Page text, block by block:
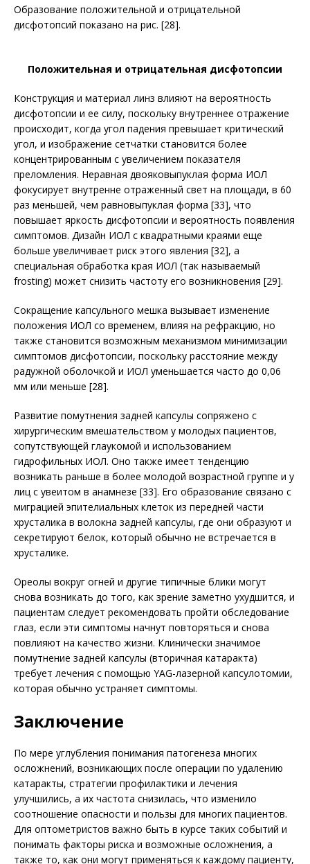
Образование положительной и отрицательной
дисфотопсий показано на рис. [28].
Положительная и отрицательная дисфотопсии
Конструкция и материал линз влияют на вероятность
дисфотопсии и ее силу, поскольку внутреннее отражение
происходит, когда угол падения превышает критический
угол, и изображение сетчатки становится более
концентрированным с увеличением показателя
преломления. Неравная двояковыпуклая форма ИОЛ
фокусирует внутренне отраженный свет на площади, в 60
раз меньшей, чем равновыпуклая форма [33], что
повышает яркость дисфотопсии и вероятность появления
симптомов. Дизайн ИОЛ с квадратными краями еще
больше увеличивает риск этого явления [32], а
специальная обработка края ИОЛ (так называемый
frosting) может снизить частоту его возникновения [29].
Сокращение капсульного мешка вызывает изменение
положения ИОЛ со временем, влияя на рефракцию, но
также становится возможным механизмом минимизации
симптомов дисфотопсии, поскольку расстояние между
радужной оболочкой и ИОЛ уменьшается часто до 0,06
мм или меньше [28].
Развитие помутнения задней капсулы сопряжено с
хирургическим вмешательством у молодых пациентов,
сопутствующей глаукомой и использованием
гидрофильных ИОЛ. Оно также имеет тенденцию
возникать раньше в более молодой возрастной группе и у
лиц с увеитом в анамнезе [33]. Его образование связано с
миграцией эпителиальных клеток из передней части
хрусталика в волокна задней капсулы, где они образуют и
секретируют белок, который обычно не встречается в
хрусталике.
Ореолы вокруг огней и другие типичные блики могут
снова возникать до того, как зрение заметно ухудшится, и
пациентам следует рекомендовать пройти обследование
глаз, если эти симптомы начнут повторяться и снова
повлияют на качество жизни. Клинически значимое
помутнение задней капсулы (вторичная катаракта)
требует лечения с помощью YAG-лазерной капсулотомии,
которая обычно устраняет симптомы.
Заключение
По мере углубления понимания патогенеза многих
осложнений, возникающих после операции по удалению
катаракты, стратегии профилактики и лечения
улучшились, а их частота снизилась, что изменило
соотношение опасности и пользы для многих пациентов.
Для оптометристов важно быть в курсе таких событий и
понимать факторы риска и возможные осложнения, а
также то, как они могут применяться к каждому пациенту,